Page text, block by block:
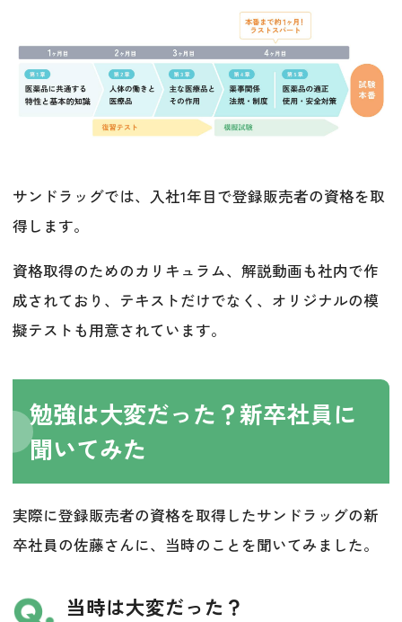
サンドラッグでは、入社1年目で登録販売者の資格を取
得します。
資格取得のためのカリキュラム、解説動画も社内で作
成されており、テキストだけでなく、オリジナルの模
擬テストも用意されています。
勉強は大変だった？新卒社員に
聞いてみた
実際に登録販売者の資格を取得したサンドラッグの新
卒社員の佐藤さんに、当時のことを聞いてみました。
当時は大変だった？